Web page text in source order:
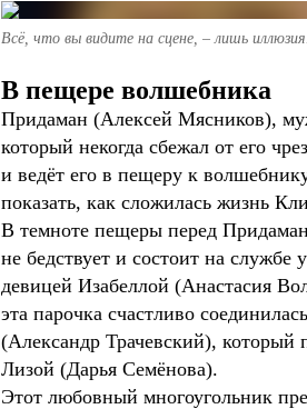
Всё, что вы видите на сцене, – лишь иллюзия.
В пещере волшебника
Придаман (Алексей Мясников),
который некогда сбежал от его
и ведёт его в пещеру к
показать, как сложилась жизнь
В темноте пещеры перед
не бедствует и состоит на
девицей Изабеллой (Анастасия
эта парочка счастливо
(Александр Трачевский), который
Лизой (Дарья Семёнова).
Этот любовный многоугольник